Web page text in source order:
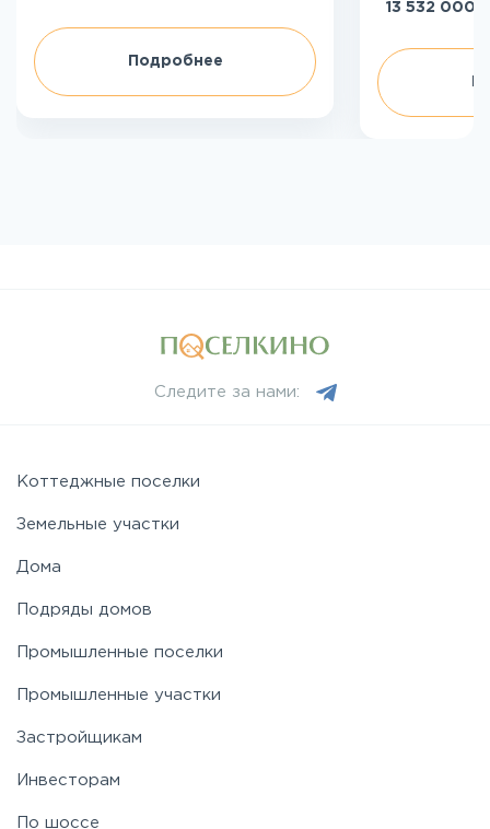
Подробнее
13 532 000
Следите за нами:
Коттеджные поселки
Земельные участки
Дома
Подряды домов
Промышленные поселки
Промышленные участки
Застройщикам
Инвесторам
По шоссе